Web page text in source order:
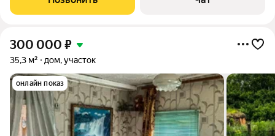
для
300 000 ₽
35,3 м² дом, участок
онлайн показ